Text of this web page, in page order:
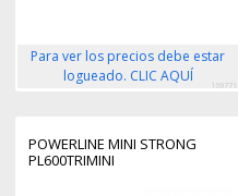
Para ver los precios debe estar
logueado. CLIC AQUÍ
169771
POWERLINE MINI STRONG
PL600TRIMINI